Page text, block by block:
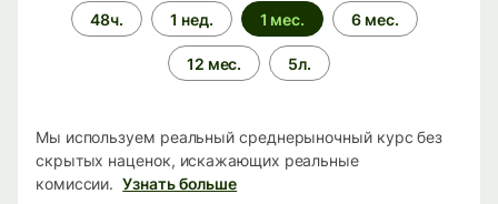
Период
времени
48ч. 1 нед. 1 мес. 6 мес.
12 мес. 5л.
Мы используем реальный среднерыночный курс без
скрытых наценок, искажающих реальные
комиссии. Узнать больше